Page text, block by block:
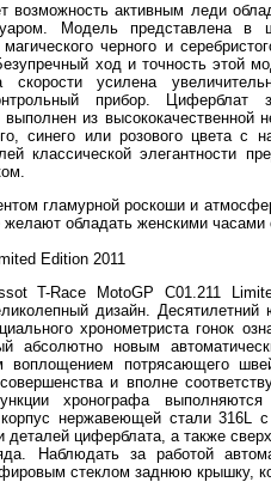
возможность активным леди
Модель представлена в
черного и
ход и точность этой
скорости усилена
прибор. Циферблат
из высококачественной
синего или розового цвета с
классической элегантности
гламурной роскоши и
обладать женскими
Edition 2011
T-Race MotoGP C01.211
дизайн.
хронометриста гонок
абсолютно новым
воплощением потрясающего
совершенства и вполне
хронографа
нержавеющей стали 316L
деталей циферблата, а также
Наблюдать за работой
стеклом заднюю крышку,